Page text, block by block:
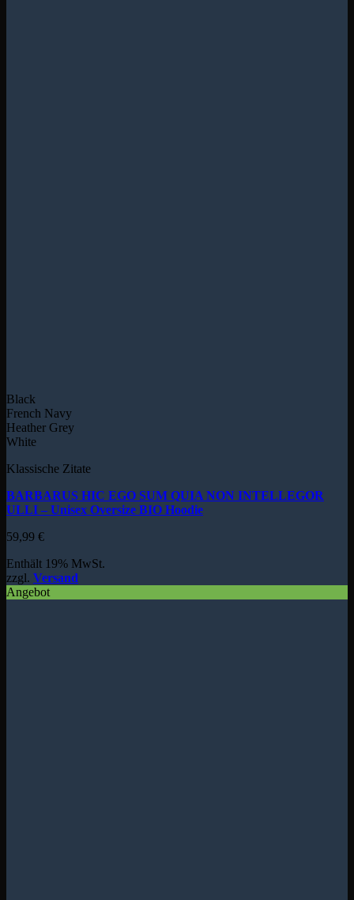
Black
French Navy
Heather Grey
White
Klassische Zitate
BARBARUS HIC EGO SUM QUIA NON INTELLEGOR
ULLI – Unisex Oversize BIO Hoodie
59,99 €
Enthält 19% MwSt.
zzgl. Versand
Angebot